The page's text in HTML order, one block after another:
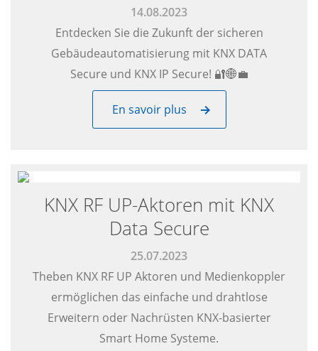
14.08.2023
Entdecken Sie die Zukunft der sicheren
Gebäudeautomatisierung mit KNX DATA
Secure und KNX IP Secure! 🔐🌐💼
En savoir plus
KNX RF UP-Aktoren mit KNX
Data Secure
25.07.2023
Theben KNX RF UP Aktoren und Medienkoppler
ermöglichen das einfache und drahtlose
Erweitern oder Nachrüsten KNX-basierter
Smart Home Systeme.